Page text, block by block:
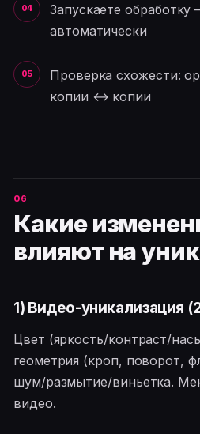
Запускаете
автоматически
Проверка схожести:
копии ↔ копии
Какие
влияют на
1) Видео-уникализация
Цвет (яркость/контраст/
геометрия (кроп, поворот,
шум/размытие/виньетка.
видео.